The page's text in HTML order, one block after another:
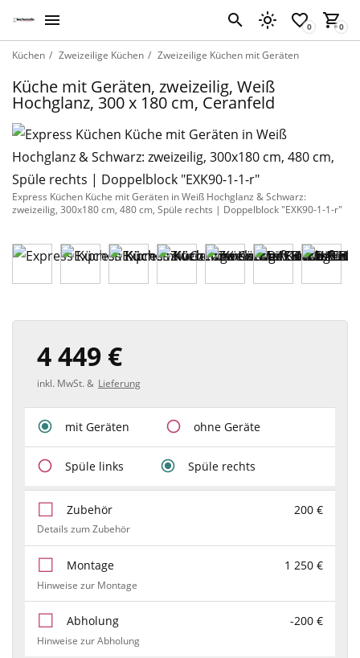
Küchen Zweizeilige Küchen Zweizeilige Küchen mit Geräten
Küche mit Geräten, zweizeilig, Weiß
Hochglanz, 300 x 180 cm, Ceranfeld
Express Küchen Küche mit Geräten in Weiß Hochglanz & Schwarz:
zweizeilig, 300x180 cm, 480 cm, Spüle rechts | Doppelblock "EXK90-1-1-r"
4 449 €
inkl. MwSt. & Lieferung
mit Geräten ohne Geräte
Spüle links Spüle rechts
Zubehör 200 €
Details zum Zubehör
Montage 1 250 €
Hinweise zur Montage
Abholung -200 €
Hinweise zur Abholung